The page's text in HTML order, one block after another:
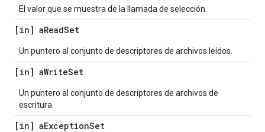
El valor que se muestra de la llamada de selección.
[in] aReadSet
Un puntero al conjunto de descriptores de archivos leídos.
[in] aWriteSet
Un puntero al conjunto de descriptores de archivos de
escritura.
[in] aExceptionSet